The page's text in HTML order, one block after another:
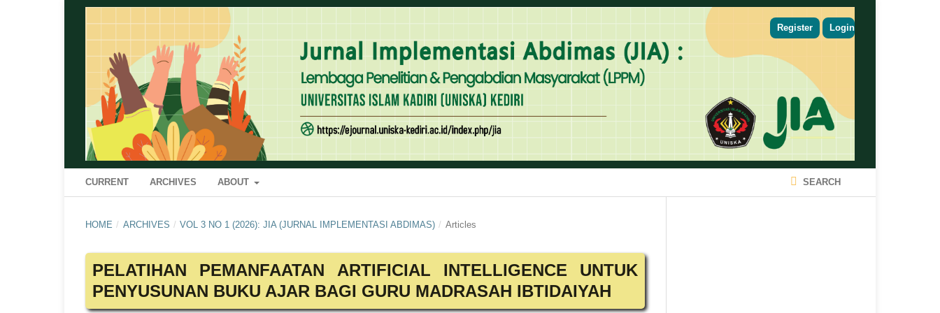
CURRENT ARCHIVES ABOUT SEARCH
Register Login
HOME / ARCHIVES / VOL 3 NO 1 (2026): JIA (JURNAL IMPLEMENTASI ABDIMAS) / Articles
PELATIHAN PEMANFAATAN ARTIFICIAL INTELLIGENCE UNTUK
PENYUSUNAN BUKU AJAR BAGI GURU MADRASAH IBTIDAIYAH